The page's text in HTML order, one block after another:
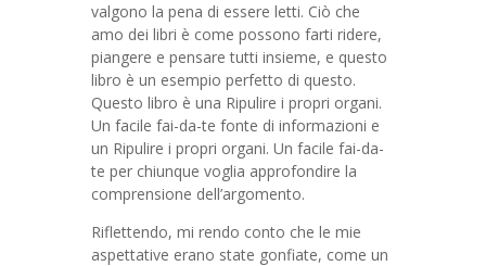
valgono la pena di essere letti. Ciò che
amo dei libri è come possono farti ridere,
piangere e pensare tutti insieme, e questo
libro è un esempio perfetto di questo.
Questo libro è una Ripulire i propri organi.
Un facile fai-da-te fonte di informazioni e
un Ripulire i propri organi. Un facile fai-da-
te per chiunque voglia approfondire la
comprensione dell’argomento.
Riflettendo, mi rendo conto che le mie
aspettative erano state gonfiate, come un